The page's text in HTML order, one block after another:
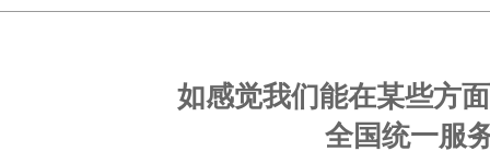
如感觉我们能在某些方
全国统一服